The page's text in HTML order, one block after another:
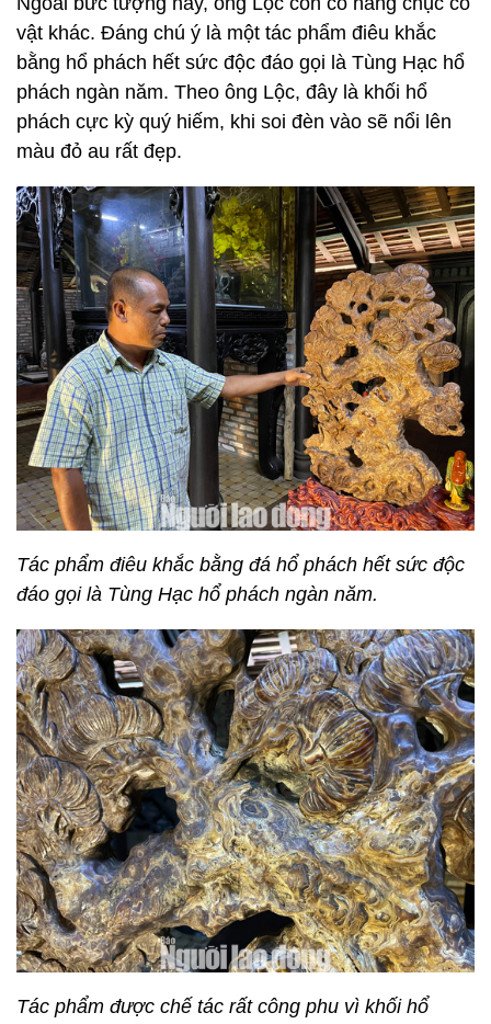
vật khác. Đáng chú ý là một tác phẩm điêu khắc
bằng hổ phách hết sức độc đáo gọi là Tùng Hạc hổ
phách ngàn năm. Theo ông Lộc, đây là khối hổ
phách cực kỳ quý hiếm, khi soi đèn vào sẽ nổi lên
màu đỏ au rất đẹp.
Tác phẩm điêu khắc bằng đá hổ phách hết sức độc
đáo gọi là Tùng Hạc hổ phách ngàn năm.
Tác phẩm được chế tác rất công phu vì khối hổ